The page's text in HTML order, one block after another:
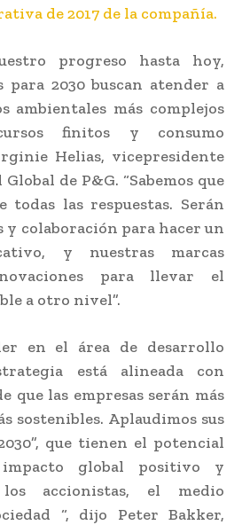
de 2017 de la compañía.
progreso hasta hoy,
para 2030 buscan atender a
ambientales más complejos
finitos y consumo
Helias, vicepresidente
de P&G. “Sabemos que
todas las respuestas. Serán
y colaboración para hacer un
y nuestras marcas
para llevar el
a otro nivel”.
en el área de desarrollo
está alineada con
que las empresas serán más
sostenibles. Aplaudimos sus
que tienen el potencial
global positivo y
accionistas, el medio
“, dijo Peter Bakker,